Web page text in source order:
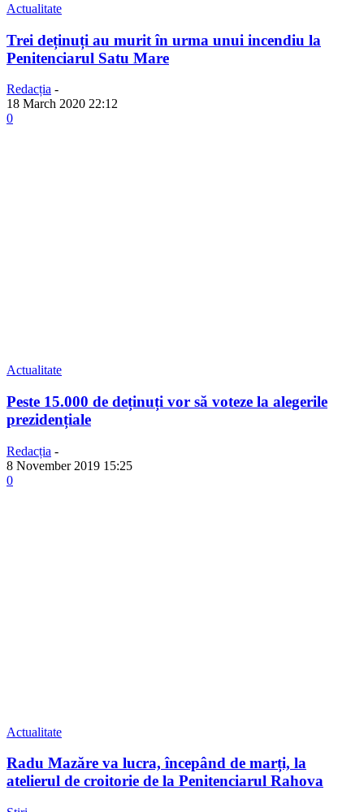
Actualitate
Trei deținuți au murit în urma unui incendiu la
Penitenciarul Satu Mare
Redacția -
18 March 2020 22:12
0
Actualitate
Peste 15.000 de deținuți vor să voteze la alegerile
prezidențiale
Redacția -
8 November 2019 15:25
0
Actualitate
Radu Mazăre va lucra, începând de marți, la
atelierul de croitorie de la Penitenciarul Rahova